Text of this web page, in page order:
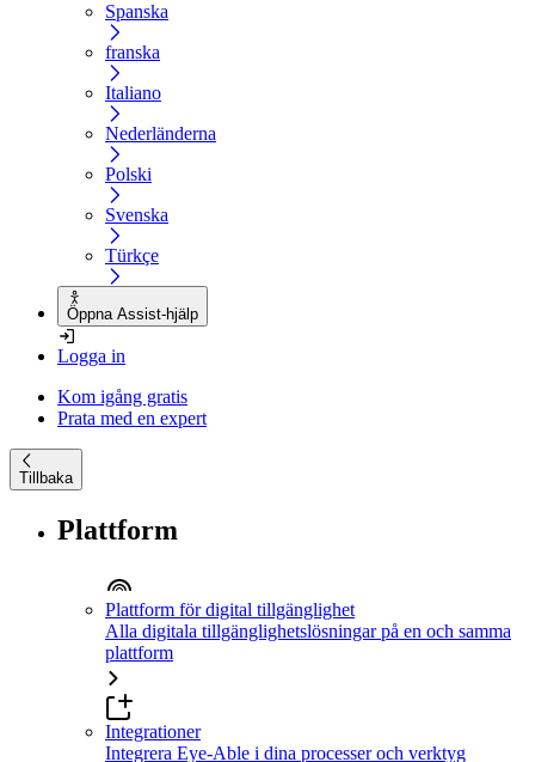
Spanska
franska
Italiano
Nederländerna
Polski
Svenska
Türkçe
Öppna Assist-hjälp
Logga in
Kom igång gratis
Prata med en expert
Tillbaka
Plattform
Plattform för digital tillgänglighet
Alla digitala tillgänglighetslösningar på en och samma
plattform
Integrationer
Integrera Eye-Able i dina processer och verktyg